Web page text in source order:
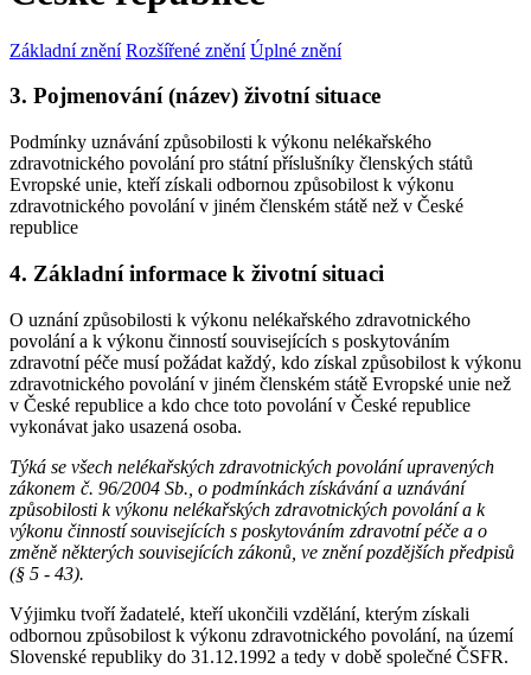
Základní znění Rozšířené znění Úplné znění
3. Pojmenování (název) životní situace
Podmínky uznávání způsobilosti k výkonu nelékařského
zdravotnického povolání pro státní příslušníky členských států
Evropské unie, kteří získali odbornou způsobilost k výkonu
zdravotnického povolání v jiném členském státě než v České
republice
4. Základní informace k životní situaci
O uznání způsobilosti k výkonu nelékařského zdravotnického
povolání a k výkonu činností souvisejících s poskytováním
zdravotní péče musí požádat každý, kdo získal způsobilost k výkonu
zdravotnického povolání v jiném členském státě Evropské unie než
v České republice a kdo chce toto povolání v České republice
vykonávat jako usazená osoba.
Týká se všech nelékařských zdravotnických povolání upravených
zákonem č. 96/2004 Sb., o podmínkách získávání a uznávání
způsobilosti k výkonu nelékařských zdravotnických povolání a k
výkonu činností souvisejících s poskytováním zdravotní péče a o
změně některých souvisejících zákonů, ve znění pozdějších předpisů
(§ 5 - 43).
Výjimku tvoří žadatelé, kteří ukončili vzdělání, kterým získali
odbornou způsobilost k výkonu zdravotnického povolání, na území
Slovenské republiky do 31.12.1992 a tedy v době společné ČSFR.